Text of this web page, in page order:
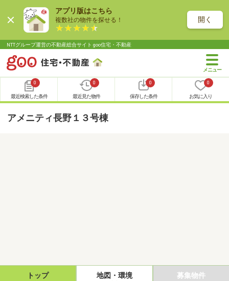
アプリ版はこちら
複数社の物件を探せる！ 開く
NTTグループ運営の不動産総合サイト goo住宅・不動産
0
最近検索した条件
0
最近見た物件
0
保存した条件
0
お気に入り
アメニティ長野１３号棟
トップ 地図・環境 募集物件